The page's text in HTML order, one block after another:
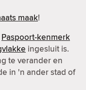
maak!
Paspoort-kenmerk
ingesluit is.
te verander en
in 'n ander stad of